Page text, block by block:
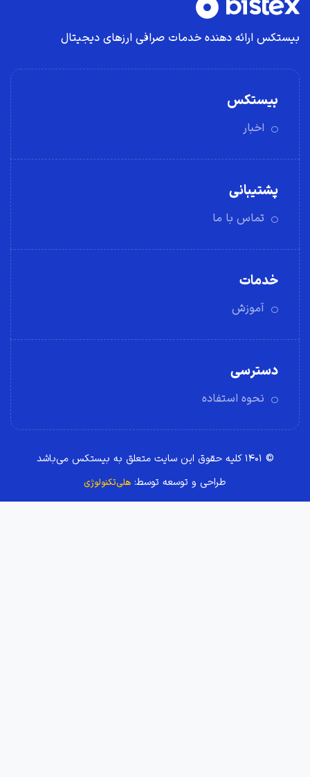
بیستکس ارائه دهنده خدمات صرافی ارز‌های دیجیتال
بیستکس
اخبار
پشتیبانی
تماس با ما
خدمات
آموزش
دسترسی
نحوه استفاده
© ۱۴۰۱ کلیه حقوق این سایت متعلق به بیستکس می‌باشد
طراحی و توسعه توسط: هلی‌تکنولوژی